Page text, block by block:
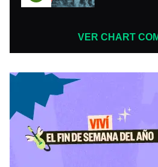
VER CHART